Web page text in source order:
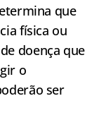
que
física ou
doença que
o
ser